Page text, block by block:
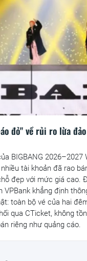
đỏ" về rủi ro lừa
BIGBANG 2026–2027
tài khoản đã rao
đẹp với mức giá cao.
VPBank khẳng định
toàn bộ vé của hai
qua CTicket, không
riêng như quảng cáo.